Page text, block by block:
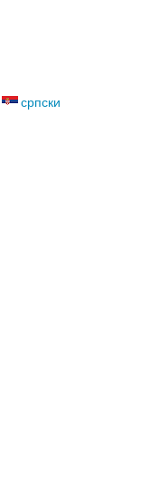
српски